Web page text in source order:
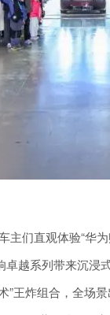
主们直观体验“华
卓越系列带来沉
”王炸组合，全场